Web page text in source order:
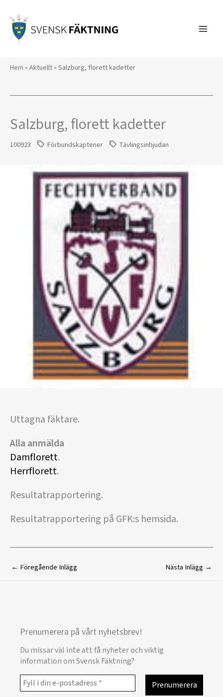
innehåll
Hem » Aktuellt» Salzburg, florett kadetter
Salzburg, florett kadetter
100923 Förbundskaptener Tävlingsinbjudan
Uttagna fäktare.
Alla anmälda
Damflorett.
Herrflorett.
Resultatrapportering.
Resultatrapportering på GFK:s hemsida.
← Föregående Inlägg Nästa Inlägg →
Prenumerera på vårt nyhetsbrev!
Du missar väl inte att få nyheter och viktig
information om Svensk Fäktning?